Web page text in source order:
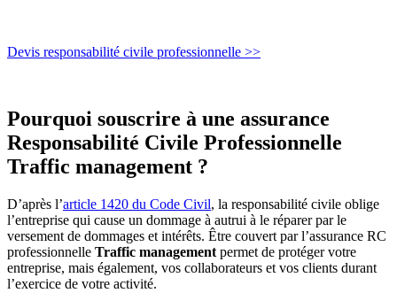
Devis responsabilité civile professionnelle >>
Pourquoi souscrire à une assurance
Responsabilité Civile Professionnelle
Traffic management ?
D’après l’article 1420 du Code Civil, la responsabilité civile oblige
l’entreprise qui cause un dommage à autrui à le réparer par le
versement de dommages et intérêts. Être couvert par l’assurance RC
professionnelle Traffic management permet de protéger votre
entreprise, mais également, vos collaborateurs et vos clients durant
l’exercice de votre activité.